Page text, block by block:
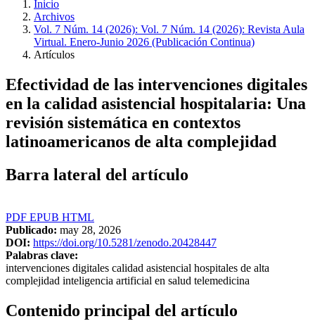
Inicio
Archivos
Vol. 7 Núm. 14 (2026): Vol. 7 Núm. 14 (2026): Revista Aula
Virtual. Enero-Junio 2026 (Publicación Continua)
Artículos
Efectividad de las intervenciones digitales
en la calidad asistencial hospitalaria: Una
revisión sistemática en contextos
latinoamericanos de alta complejidad
Barra lateral del artículo
PDF EPUB HTML
Publicado: may 28, 2026
DOI: https://doi.org/10.5281/zenodo.20428447
Palabras clave:
intervenciones digitales calidad asistencial hospitales de alta
complejidad inteligencia artificial en salud telemedicina
Contenido principal del artículo